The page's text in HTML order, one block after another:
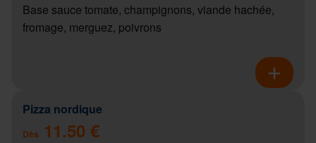
Base sauce tomate, champignons, viande hachée,
fromage, merguez, poivrons
Pizza nordique
Dès 11.50 €